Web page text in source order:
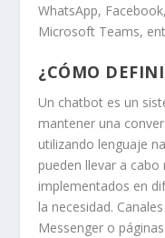
WhatsApp,
Microsoft Teams,
¿CÓMO
Un chatbot es un
mantener una
utilizando lenguaje
pueden llevar a
implementados en
la necesidad.
Messenger o